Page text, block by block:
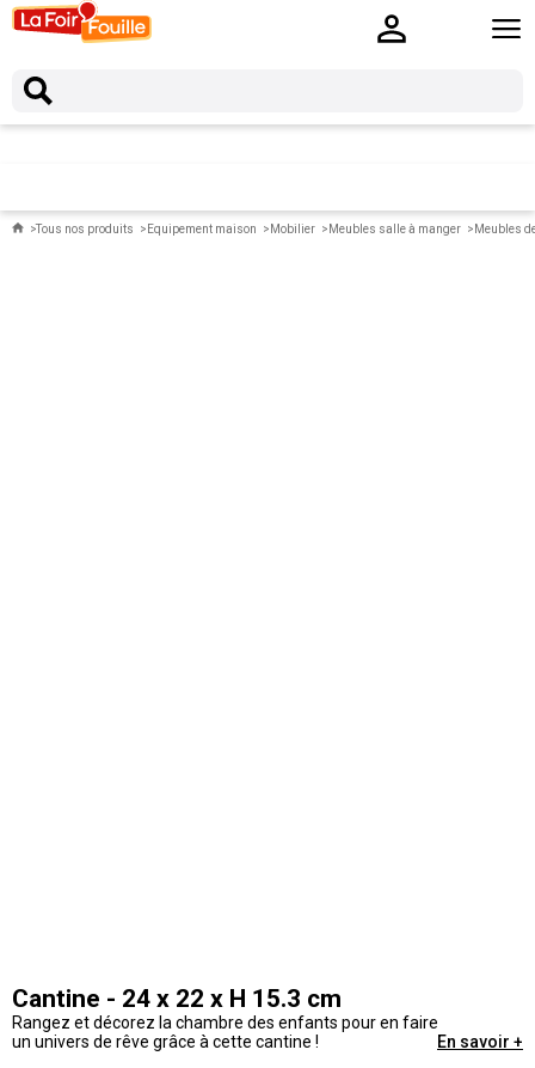
Tous nos produits Equipement maison Mobilier Meubles salle à manger Meubles
Cantine - 24 x 22 x H 15.3 cm
Rangez et décorez la chambre des enfants pour en faire
un univers de rêve grâce à cette cantine !
En savoir +